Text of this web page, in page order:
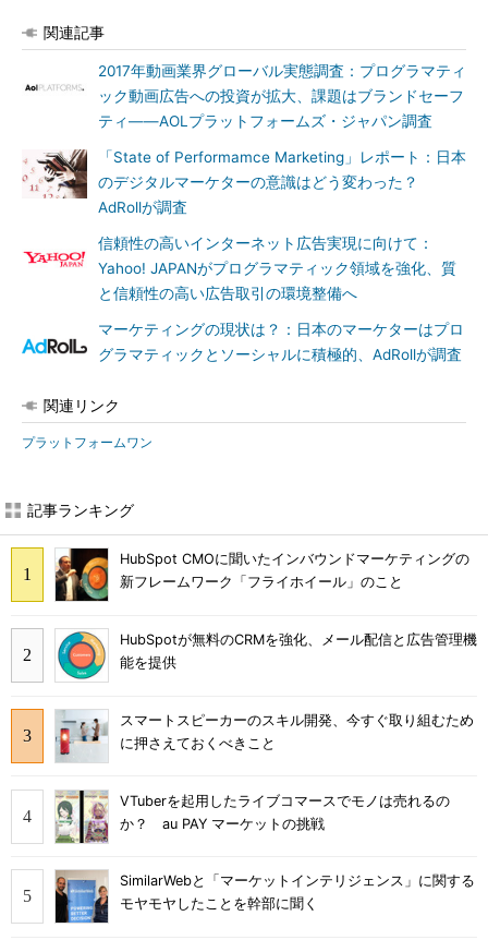
関連記事
2017年動画業界グローバル実態調査：プログラマティ
ック動画広告への投資が拡大、課題はブランドセーフ
ティ――AOLプラットフォームズ・ジャパン調査
「State of Performamce Marketing」レポート：日本
のデジタルマーケターの意識はどう変わった？
AdRollが調査
信頼性の高いインターネット広告実現に向けて：
Yahoo! JAPANがプログラマティック領域を強化、質
と信頼性の高い広告取引の環境整備へ
マーケティングの現状は？：日本のマーケターはプロ
グラマティックとソーシャルに積極的、AdRollが調査
関連リンク
プラットフォームワン
記事ランキング
HubSpot CMOに聞いたインバウンドマーケティングの
新フレームワーク「フライホイール」のこと
HubSpotが無料のCRMを強化、メール配信と広告管理機
能を提供
スマートスピーカーのスキル開発、今すぐ取り組むため
に押さえておくべきこと
VTuberを起用したライブコマースでモノは売れるの
か？ au PAY マーケットの挑戦
SimilarWebと「マーケットインテリジェンス」に関する
モヤモヤしたことを幹部に聞く